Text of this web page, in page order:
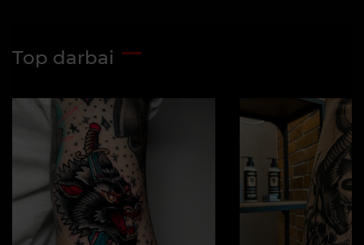
Top darbai